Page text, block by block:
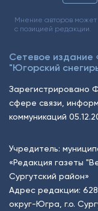
Мнение авторов может
с позицией редакции.
Сетевое издание
"Югорский
Зарегистрировано
сфере связи,
коммуникаций
Учредитель:
«Редакция газеты
Сургутский район»
Адрес редакции:
округ-Югра, г.о.